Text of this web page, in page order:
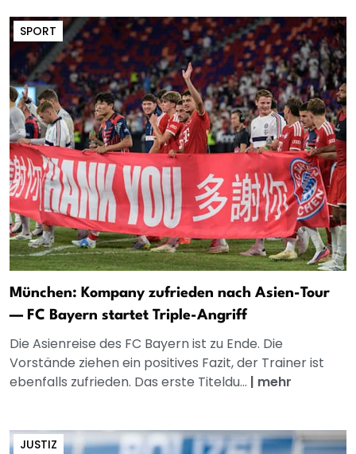
SPORT
München: Kompany zufrieden nach Asien-Tour
— FC Bayern startet Triple-Angriff
Die Asienreise des FC Bayern ist zu Ende. Die
Vorstände ziehen ein positives Fazit, der Trainer ist
ebenfalls zufrieden. Das erste Titeldu... | mehr
JUSTIZ